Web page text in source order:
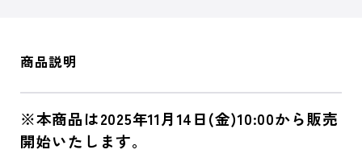
商品説明
※本商品は2025年11月14日(金)10:00から販売
開始いたします。